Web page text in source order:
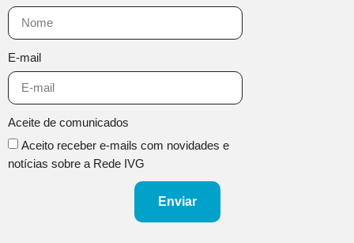
E-mail
Aceite de comunicados
Aceito receber e-mails com novidades e
notícias sobre a Rede IVG
Enviar